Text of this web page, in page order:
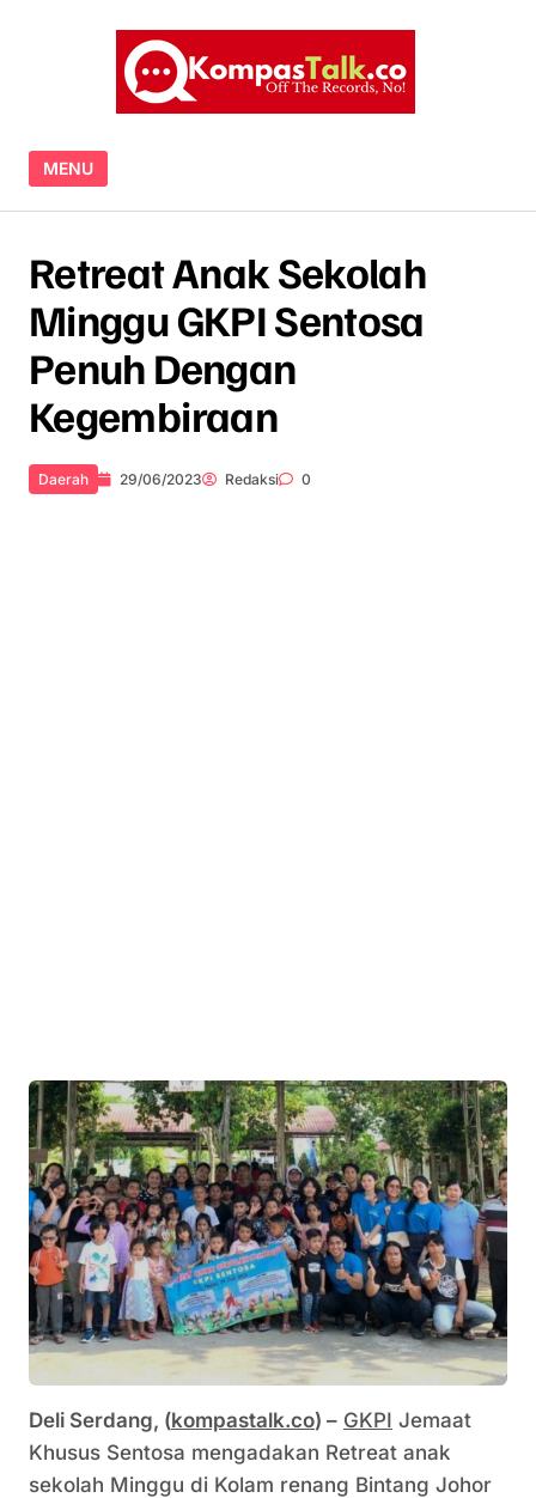
MENU
Retreat Anak Sekolah
Minggu GKPI Sentosa
Penuh Dengan
Kegembiraan
Daerah 29/06/2023 Redaksi 0
Deli Serdang, (kompastalk.co) – GKPI Jemaat
Khusus Sentosa mengadakan Retreat anak
sekolah Minggu di Kolam renang Bintang Johor